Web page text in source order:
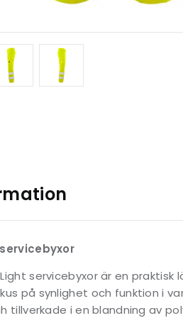
servicebyxor är en praktisk
på synlighet och funktion i
tillverkade i en blandning av